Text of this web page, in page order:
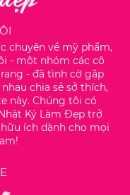
chuyên về mỹ phẩm,
- một nhóm các cô
- đã tình cờ gặp
chia sẻ sở thích,
này. Chúng tôi có
Ký Làm Đẹp trở
ích dành cho mọi